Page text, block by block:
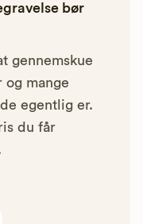
bør
gennemskue
mange
egentlig er.
du får